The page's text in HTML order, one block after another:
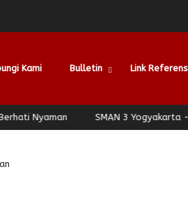
Kami Bulletin Link
SMAN 3 Yogyakarta -